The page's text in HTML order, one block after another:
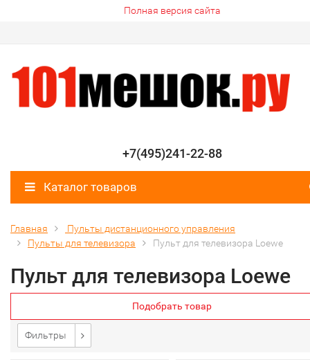
Полная версия сайта
+7(495)241-22-88
Каталог товаров
Главная
Пульты дистанционного управления
Пульты для телевизора
Пульт для телевизора Loewe
Пульт для телевизора Loewe
Подобрать товар
Фильтры